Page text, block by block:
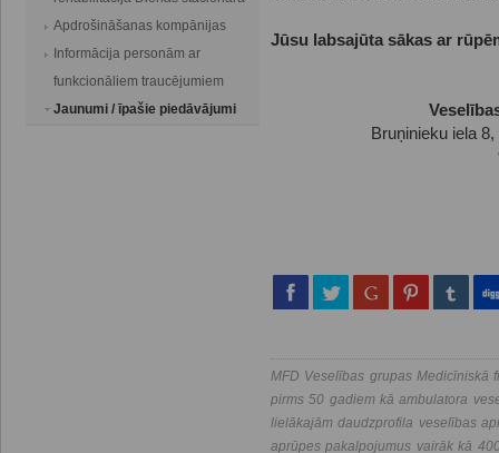
Apdrošināšanas kompānijas
Informācija personām ar
funkcionāliem traucējumiem
Jaunumi / īpašie piedāvājumi
Jūsu labsajūta sākas ar
Bruņinieku iela
MFD Veselības grupas Medicīniskā
pirms 50 gadiem kā ambulatora
lielākajām daudzprofila veselības
aprūpes pakalpojumus vairāk kā